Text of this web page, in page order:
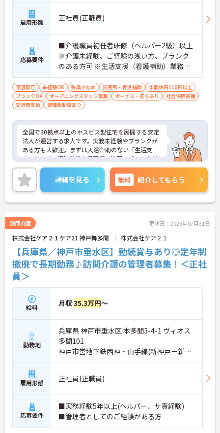
・処遇改善手当78,000円、賞与は年2回＋処遇改善
一時金も別途支給されています。
ャリアアップを実現できる職場環境です
【働きやすい休日・残業面と、長く安心して働ける
福利厚生が魅力です】
れており（年間休日113日）、オンオフのメリハリ
をつけて働くことができます。
・全社平均残業月5時間程度と、業界平均を大きく
下回る少ない残業時間を実現しています
・退職金制度（勤続3年以上）・保育手当・育児短
時間勤務・マインドフルネスプログラムなど、長期
的に安心して働き続けるための制度が充実していま
す
雇用形態 正社員(正職員)
応募要件
■介護職員初任者研修（ヘルパー2級）以上
※介護未経験、ご経験の浅い方、ブランク
のある方可 ※生活支援（看護補助）業務か
ら経験し、訪問介護員へのキャリアアップ
を目指せます
車通勤可 未経験OK 残業少なめ 託児所・育児補助
年間休日110日以上
ブランクOK
オープニングスタッフ募集 ボーナス・賞与あり
社会保険完備
交通費支給
退職金制度あり
全国で30拠点以上のホスピス型住宅を展開する安定
法人が運営する求人です。実務未経験やブランクが
ある方も大歓迎。まずは入浴介助のない「生活支援
員」として、環境整備や看護師の処置サポートなど
の業務からスタートし、無理なくホスピスケアの経
験を積むことができ、ゆくゆくは訪問介護員へステ
ップアップすることも可能です。残業は全社平均月5
時間程度と少なく、連続休暇の取得で支援金が支給
される独自の制度や、自由診療の割引が受けられる
時間連携の訪問診療医もいるため、医療依存度の高
い方へのケアもチームで安心して取り組める環境で
す。
★おすすめPOINT★
【無理なくステップアップできる業務内容】
・実務未経験からでも挑戦可能です
・入浴介助なし、まずは生活支援や看護師のサポー
・資格取得支援制度を活用し、将来的に訪問介護員
を目指せる環境です
【手厚い待遇と働きやすさの両立】
・残業は全社平均残業月5時間程度と少なくプライ
ベートの時間を確保できます
・3日以上の連続休暇取得で支援金が支給される独
自の制度があります
・夏季・冬季の特別休暇があり年間休日は113日し
っかりと休めます
【安心の教育・チームサポート体制】
・2日間のオンライン研修と個人のペースに合わせ
たOJTを実施しています
詳細を見る 無料 紹介してもらう
訪問介護 更新日：2026年07月31日
株式会社ケア２１ケア21 神戸舞多聞 株式会社ケア２１
【兵庫県／神戸市垂水区】勤続賞与あり◎定年制
撤廃で長期勤務♪訪問介護の管理者募集！＜正社
員＞
給料 月収35.3万円～
勤務地
兵庫県 神戸市垂水区 本多聞3-4-1 ヴィオス
多聞101
神戸市営地下鉄西神・山手線(新神戸－新長
田)「学園都市駅」バス・車14分
雇用形態 正社員(正職員)
応募要件
■実務経験5年以上(ヘルパー、サ責経験)
■管理者としてのご経験がある方